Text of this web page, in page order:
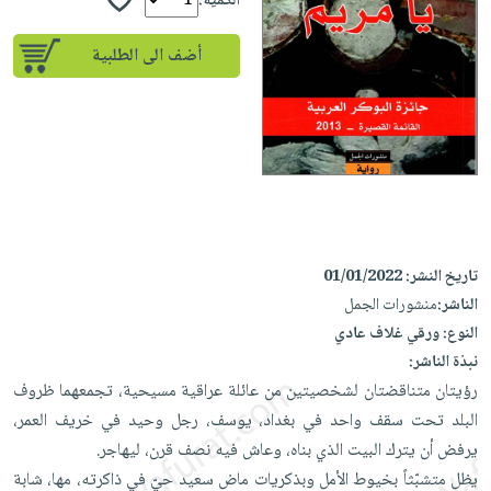
إختياراتنا
أكاديمية
صندوق
القراءة
English
iKitab
بلا
حدود
أسئلة
يتكرر
على
Android
تحميل
iKitab
على
Apple
أسئلة
يتكرر
طرحها
تحميل
masmu3
على
على
Apple
المواضيع
الأكثر
مبيعاً
إختياراتنا
وسائل
جوائز
تعليمية
الصحة
والعناية
الشخصية
العناية
الشخصية
العناية
وتصفيف
الشعر
العناية
بالجسم
والسفرة
جديد
الكل
أواني
الطهي
أدوات
متجر
الهدايا
أقسام
أضف الى الطلبية
تاريخ النشر:01/01/2022
الناشر:منشورات الجمل
النوع:ورقي غلاف عادي
نبذة الناشر:
رؤيتان متناقضتان لشخصيتين من عائلة عراقية مسيحية، تجمعهما ظروف
البلد تحت سقف واحد في بغداد، يوسف، رجل وحيد في خريف العمر،
يرفض أن يترك البيت الذي بناه، وعاش فيه نصف قرن، ليهاجر.
يظل متشبّثاً بخيوط الأمل وبذكريات ماض سعيد حيّ في ذاكرته، مها، شابة